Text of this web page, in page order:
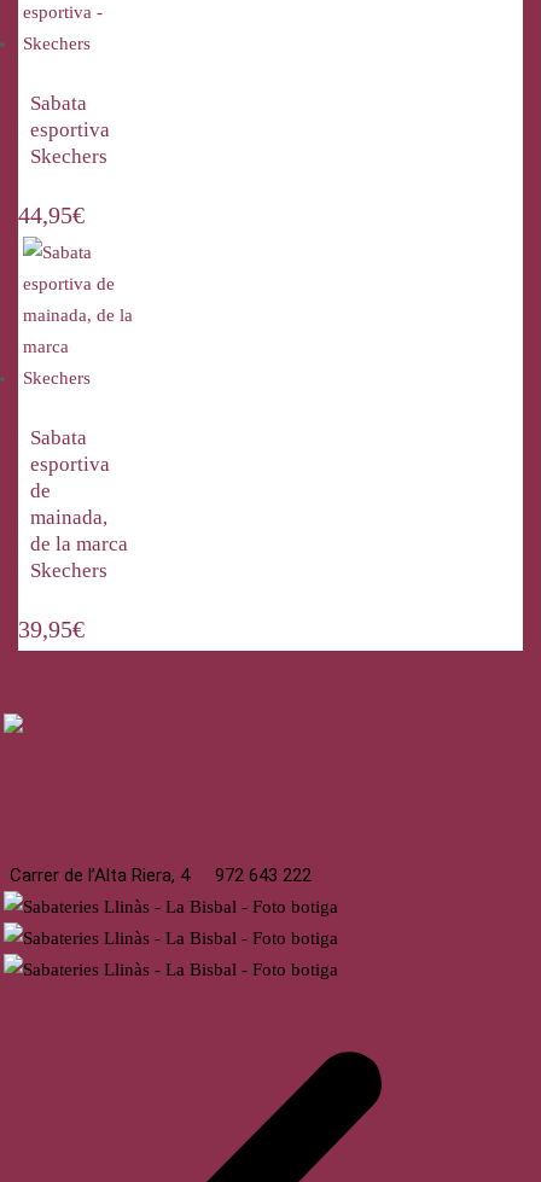
Sabata
esportiva
Skechers
44,95€
Sabata
esportiva
de
mainada,
de la marca
Skechers
39,95€
Carrer de l’Alta Riera, 4 972 643 222